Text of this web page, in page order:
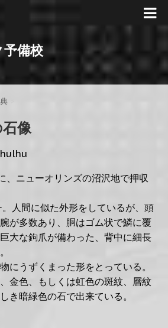
予備校
像
ニューオリンズの沼沢地で押収
人間に似た外形をしているが、頭
が多数あり、胴はゴム状で鱗に覆
大な鉤爪が備わった、背中に細長
にうずくまった形をとっている。
金色、もしくは虹色の斑紋、層紋
き暗緑色の石で出来ている。